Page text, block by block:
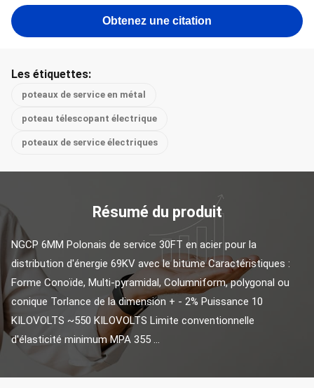
Obtenez une citation
Les étiquettes:
poteaux de service en métal
poteau télescopant électrique
poteaux de service électriques
Résumé du produit
NGCP 6MM Polonais de service 30FT en acier pour la
distribution d'énergie 69KV avec le bitume Caractéristiques :
Forme Conoïde, Multi-pyramidal, Columniform, polygonal ou
conique Torlance de la dimension + - 2% Puissance 10
KILOVOLTS ~550 KILOVOLTS Limite conventionnelle
d'élasticité minimum MPA 355 ...